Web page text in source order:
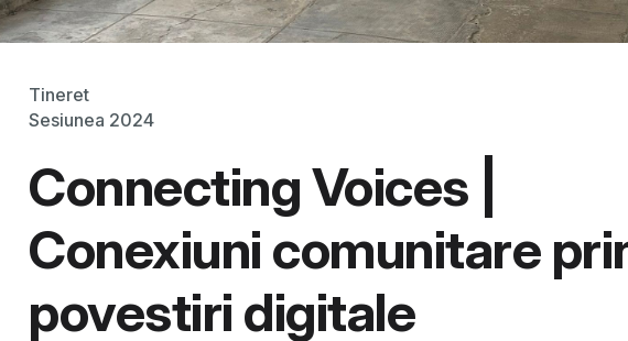
Tineret
Sesiunea 2024
Connecting Voices |
Conexiuni comunitare
povestiri digitale